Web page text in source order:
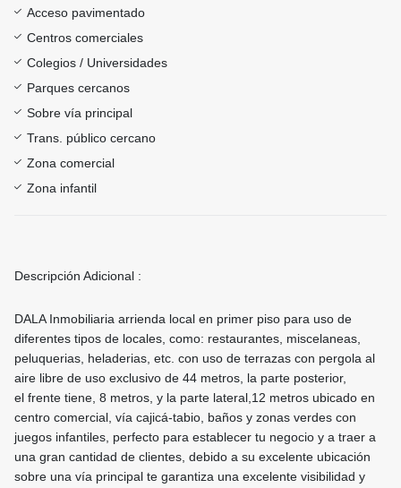
Acceso pavimentado
Centros comerciales
Colegios / Universidades
Parques cercanos
Sobre vía principal
Trans. público cercano
Zona comercial
Zona infantil
Descripción Adicional :
DALA Inmobiliaria arrienda local en primer piso para uso de
diferentes tipos de locales, como: restaurantes, miscelaneas,
peluquerias, heladerias, etc. con uso de terrazas con pergola al
aire libre de uso exclusivo de 44 metros, la parte posterior,
el frente tiene, 8 metros, y la parte lateral,12 metros ubicado en
centro comercial, vía cajicá-tabio, baños y zonas verdes con
juegos infantiles, perfecto para establecer tu negocio y a traer a
una gran cantidad de clientes, debido a su excelente ubicación
sobre una vía principal te garantiza una excelente visibilidad y